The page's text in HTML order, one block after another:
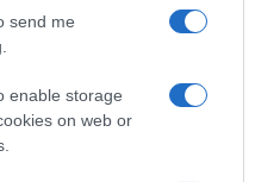
send me
enable storage
on web or